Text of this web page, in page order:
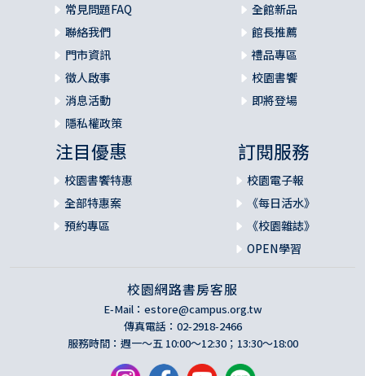
常見問題FAQ
聯絡我們
門市資訊
徵人啟事
消息活動
隱私權政策
全館新品
館長推薦
禮品專區
校園書饗
即將登場
注目優惠
校園書饗特惠
全部特惠案
預約專區
訂閱服務
校園電子報
《每日活水》
《校園雜誌》
OPEN學習
校園網路書房客服
E-Mail： estore@campus.org.tw
傳真電話：02-2918-2466
服務時間：週一～五 10:00～12:30；13:30～18:00